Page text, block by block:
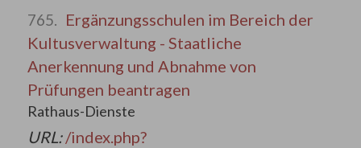
765. Ergänzungsschulen im Bereich der
Kultusverwaltung - Staatliche
Anerkennung und Abnahme von
Prüfungen beantragen
Rathaus-Dienste
URL:/index.php?